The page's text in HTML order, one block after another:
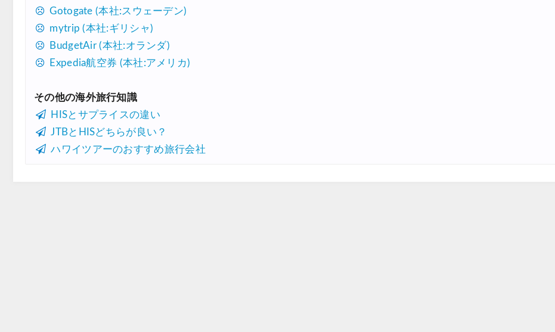
Gotogate (本社:スウェーデン)
mytrip (本社:ギリシャ)
BudgetAir (本社:オランダ)
Expedia航空券 (本社:アメリカ)
その他の海外旅行知識
HISとサプライスの違い
JTBとHISどちらが良い？
ハワイツアーのおすすめ旅行会社